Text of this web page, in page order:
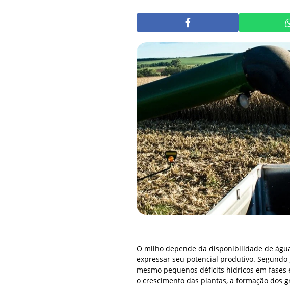
O milho depende da disponibilidade de
expressar seu potencial produtivo.
mesmo pequenos déficits hídricos em
o crescimento das plantas, a formação dos